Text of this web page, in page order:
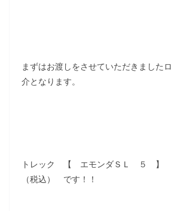
まずはお渡しをさせていただきました
介となります。
トレック 【 エモンダＳＬ ５ 】
（税込） です！！